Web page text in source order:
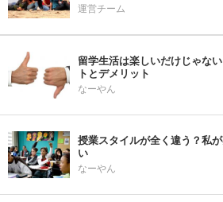
運営チーム
留学生活は楽しいだけじゃな
トとデメリット
なーやん
授業スタイルが全く違う？私
い
なーやん